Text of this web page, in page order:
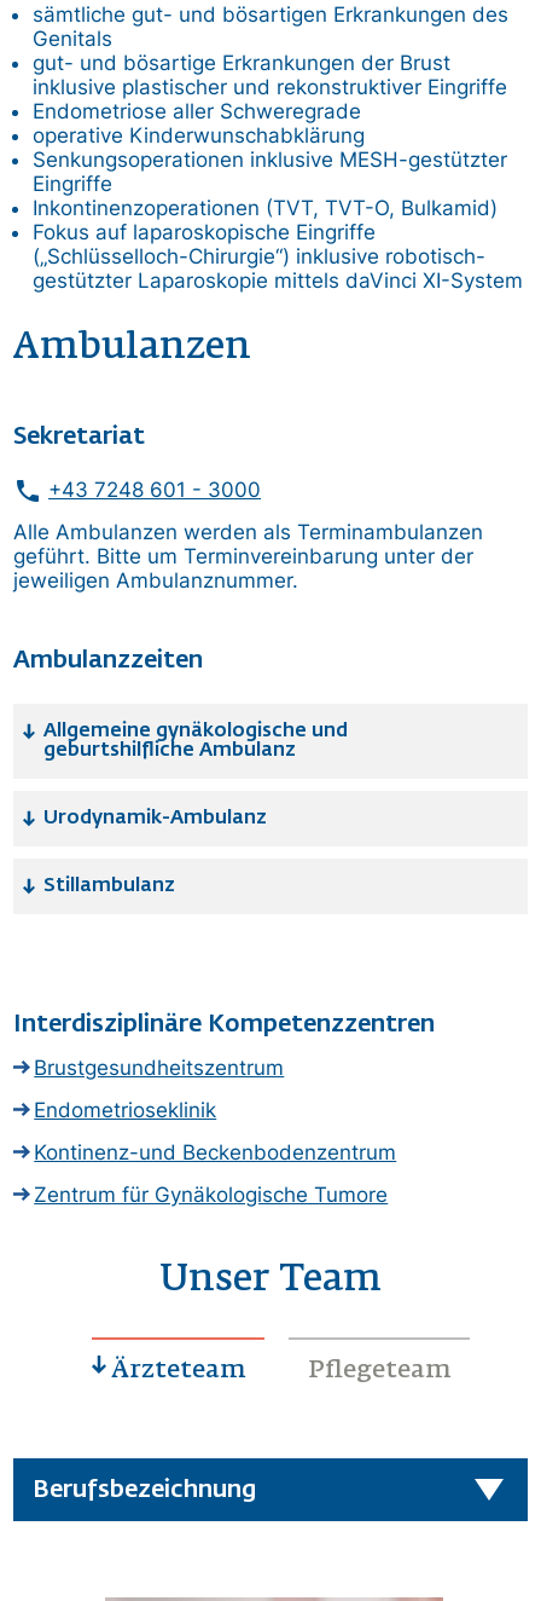
sämtliche gut- und bösartigen Erkrankungen des
Genitals
gut- und bösartige Erkrankungen der Brust
inklusive plastischer und rekonstruktiver Eingriffe
Endometriose aller Schweregrade
operative Kinderwunschabklärung
Senkungsoperationen inklusive MESH-gestützter
Eingriffe
Inkontinenzoperationen (TVT, TVT-O, Bulkamid)
Fokus auf laparoskopische Eingriffe
(„Schlüsselloch-Chirurgie“) inklusive robotisch-
gestützter Laparoskopie mittels daVinci XI-System
Ambulanzen
Sekretariat
phone +43 7248 601 - 3000
Alle Ambulanzen werden als Terminambulanzen
geführt. Bitte um Terminvereinbarung unter der
jeweiligen Ambulanznummer.
Ambulanzzeiten
Allgemeine gynäkologische und
geburtshilfliche Ambulanz
Urodynamik-Ambulanz
Stillambulanz
Interdisziplinäre Kompetenzzentren
Brustgesundheitszentrum
Endometrioseklinik
Kontinenz-und Beckenbodenzentrum
Zentrum für Gynäkologische Tumore
Unser Team
Ärzteteam Pflegeteam
Berufsbezeichnung